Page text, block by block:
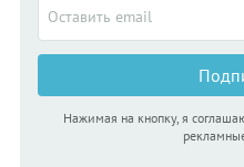
И тогда вы получите
Нажимая на кнопку, я